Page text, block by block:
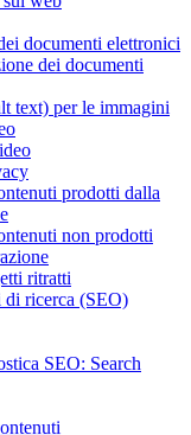
documenti elettronici
dei documenti
text) per le immagini
prodotti dalla
non prodotti
ritratti
ricerca (SEO)
SEO: Search